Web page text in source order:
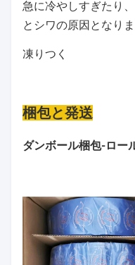
急に冷やしすぎたり
とシワの原因となり
凍りつく
梱包と発送
ダンボール梱包-ロー